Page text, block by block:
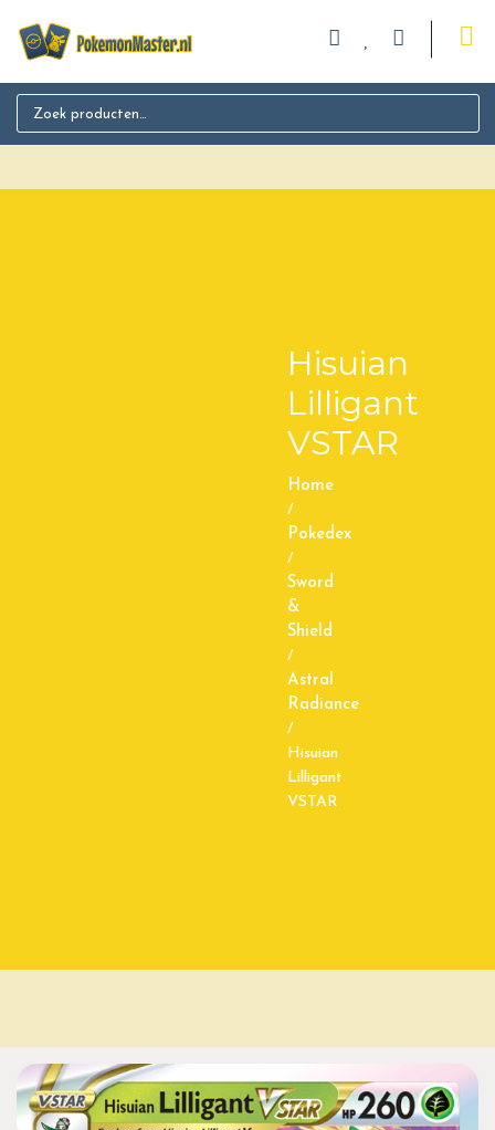
Search for:
Hisuian
Lilligant
VSTAR
Home
/
Pokedex
/
Sword
&
Shield
/
Astral
Radiance
/
Hisuian
Lilligant
VSTAR